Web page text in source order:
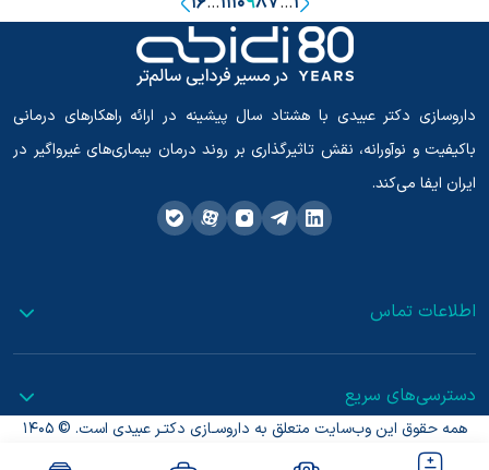
داروسازی دکتر عبیدی با هشتاد سال پیشینه در ارائه راهکارهای درمانی
باکیفیت و نوآورانه، نقش تاثیرگذاری بر روند درمان بیماری‌های غیرواگیر در
ایران ایفا می‌کند.
اطلاعات تماس
دسترسی‌های سریع
همه حقوق این وب‌سایت متعلق به داروسـازی دکتـر عبیدی است. © 1405